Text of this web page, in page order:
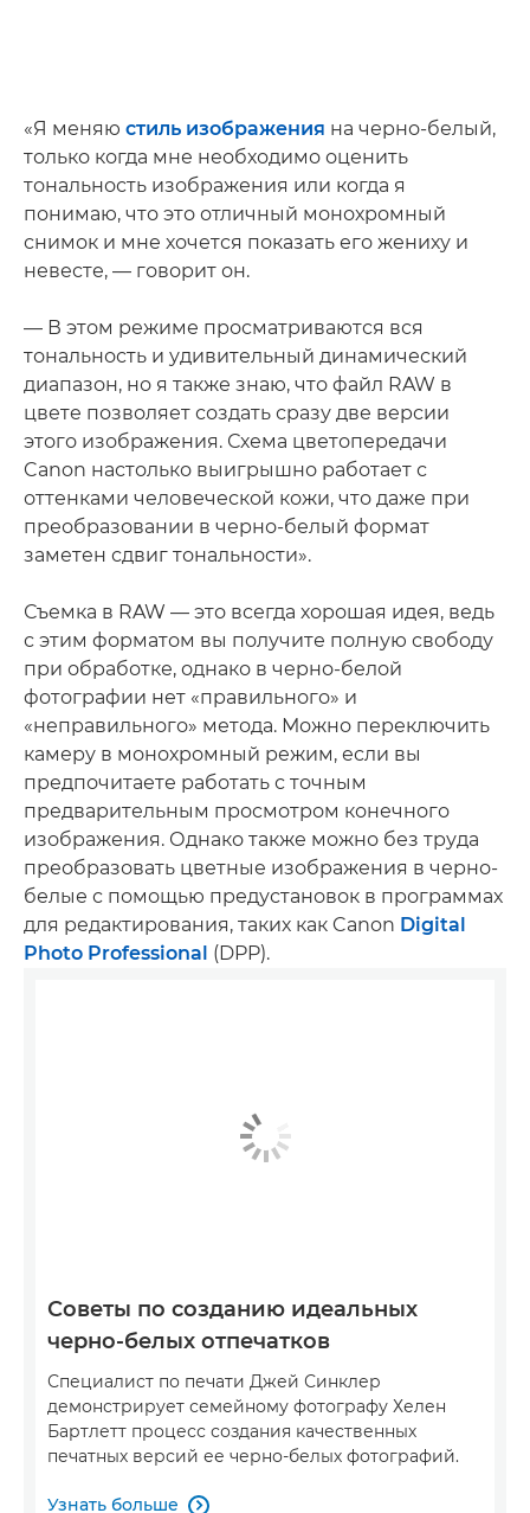
«Я меняю стиль изображения на черно-белый,
только когда мне необходимо оценить
тональность изображения или когда я
понимаю, что это отличный монохромный
снимок и мне хочется показать его жениху и
невесте, — говорит он.
— В этом режиме просматриваются вся
тональность и удивительный динамический
диапазон, но я также знаю, что файл RAW в
цвете позволяет создать сразу две версии
этого изображения. Схема цветопередачи
Canon настолько выигрышно работает с
оттенками человеческой кожи, что даже при
преобразовании в черно-белый формат
заметен сдвиг тональности».
Съемка в RAW — это всегда хорошая идея, ведь
с этим форматом вы получите полную свободу
при обработке, однако в черно-белой
фотографии нет «правильного» и
«неправильного» метода. Можно переключить
камеру в монохромный режим, если вы
предпочитаете работать с точным
предварительным просмотром конечного
изображения. Однако также можно без труда
преобразовать цветные изображения в черно-
белые с помощью предустановок в программах
для редактирования, таких как Canon Digital
Photo Professional (DPP).
Советы по созданию идеальных
черно-белых отпечатков
Специалист по печати Джей Синклер
демонстрирует семейному фотографу Хелен
Бартлетт процесс создания качественных
печатных версий ее черно-белых фотографий.
Узнать больше 